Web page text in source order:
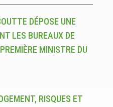
DÉPOSE UNE
LES BUREAUX DE
MINISTRE DU
RISQUES ET